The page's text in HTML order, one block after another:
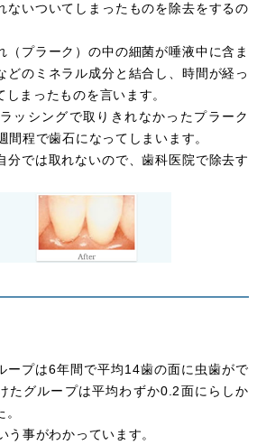
ないついてしまったものを除去をするの
（プラーク）の中の細菌が唾液中に含ま
どのミネラル成分と結合し、時間が経っ
まったものを言います。
ッシングで取りきれなかったプラーク
間程で歯石になってしまいます。
分では取れないので、歯科医院で除去す
ープは6年間で平均14歯の面に虫歯がで
たグループは平均わずか0.2面にらしか
事がわかっています。